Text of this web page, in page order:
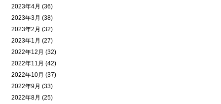
2023年4月 (36)
2023年3月 (38)
2023年2月 (32)
2023年1月 (27)
2022年12月 (32)
2022年11月 (42)
2022年10月 (37)
2022年9月 (33)
2022年8月 (25)